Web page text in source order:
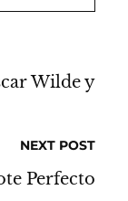
Wilde y
NEXT POST
Perfecto